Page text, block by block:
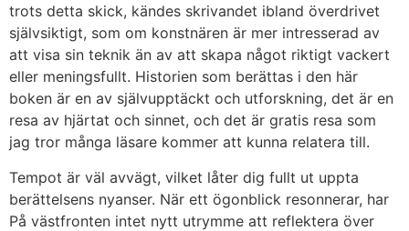
trots detta skick, kändes skrivandet ibland överdrivet
självsiktigt, som om konstnären är mer intresserad av
att visa sin teknik än av att skapa något riktigt vackert
eller meningsfullt. Historien som berättas i den här
boken är en av självupptäckt och utforskning, det är en
resa av hjärtat och sinnet, och det är gratis resa som
jag tror många läsare kommer att kunna relatera till.
Tempot är väl avvägt, vilket låter dig fullt ut uppta
berättelsens nyanser. När ett ögonblick resonnerar, har
På västfronten intet nytt utrymme att reflektera över